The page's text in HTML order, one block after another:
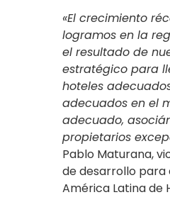
«El crecimiento
logramos en la
el resultado de
estratégico para
hoteles
adecuados en el
adecuado,
propietarios
Pablo Maturana,
de desarrollo para
América Latina de